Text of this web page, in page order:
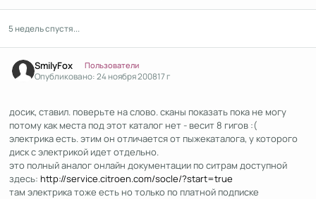
5 недель спустя...
SmilyFox Пользователи
Опубликовано:24 ноября 200817 г
досик, ставил. поверьте на слово. сканы показать пока не могу
потому как места под этот каталог нет - весит 8 гигов :(
электрика есть. этим он отличается от пыжекаталога, у которого
диск с электрикой идет отдельно.
это полный аналог онлайн документации по ситрам доступной
здесь: http://service.citroen.com/socle/?start=true
там электрика тоже есть но только по платной подписке